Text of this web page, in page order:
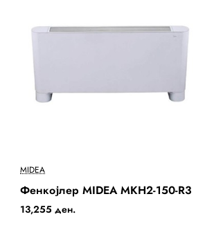
Бесплатна Достава
MIDEA
Фенкојлер MIDEA MKH2-150-R3
13,255 ден.